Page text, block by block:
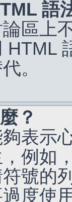
語
區上
HTML
。
？
表示
例如
號的
度使